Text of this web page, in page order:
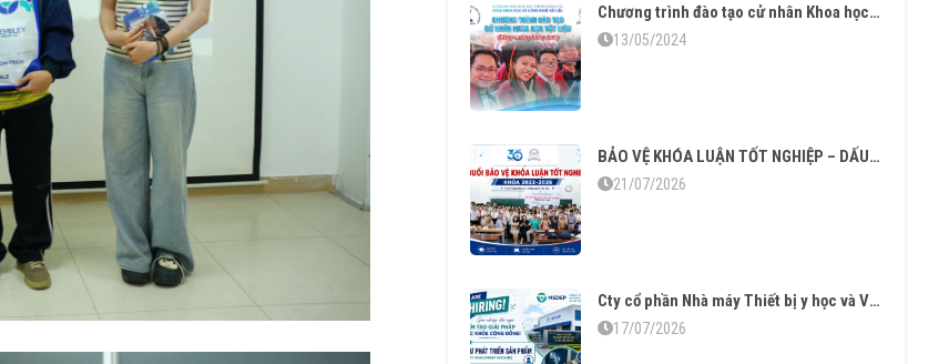
Chương trình đào tạo cử nhân Khoa học Vật liệu tăng cường tiếng Anh – Vững chuyên môn thạo ngoại ngữ
13/05/2024
BẢO VỆ KHÓA LUẬN TỐT NGHIỆP – DẤU MỐC TRƯỞNG THÀNH CỦA SINH VIÊN KHÓA 2022–2026
21/07/2026
Cty cổ phần Nhà máy Thiết bị y học và Vật liệu sinh học tuyển dụng
17/07/2026